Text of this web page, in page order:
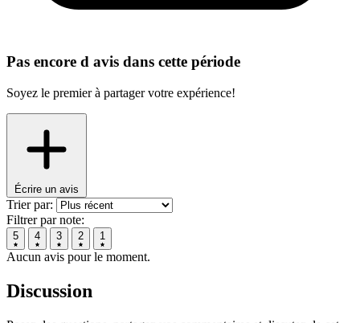
Pas encore d avis dans cette période
Soyez le premier à partager votre expérience!
Écrire un avis
Trier par:
Filtrer par note:
5 4 3 2 1
Aucun avis pour le moment.
Discussion